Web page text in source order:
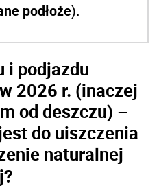
podłoże).
i podjazdu
2026 r. (inaczej
od deszczu) –
do uiszczenia
naturalnej